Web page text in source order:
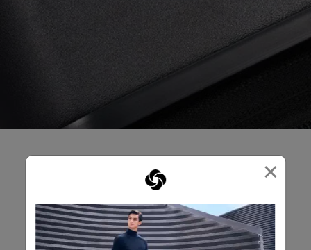
×
產品評論